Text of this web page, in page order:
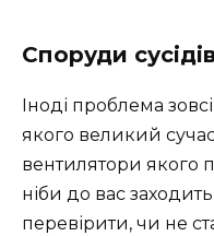
Споруди сусідів
Іноді проблема
якого великий
вентилятори якого
ніби до вас
перевірити, чи не